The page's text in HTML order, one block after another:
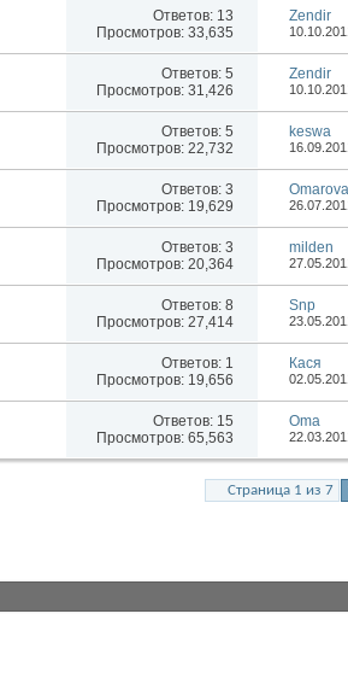
Ответов: 13
Просмотров: 33,635
Zendir
Ответов: 5
Просмотров: 31,426
Zendir
Ответов: 5
Просмотров: 22,732
keswa
Ответов: 3
Просмотров: 19,629
Omarova
Ответов: 3
Просмотров: 20,364
milden
Ответов: 8
Просмотров: 27,414
Snp
Ответов: 1
Просмотров: 19,656
Кася
Ответов: 15
Просмотров: 65,563
Oma
Страница 1 из 7